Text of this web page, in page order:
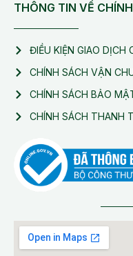
THÔNG TIN VỀ
ĐIỀU KIỆN GIAO DỊCH
CHÍNH SÁCH VẬN
CHÍNH SÁCH BẢO
CHÍNH SÁCH THANH